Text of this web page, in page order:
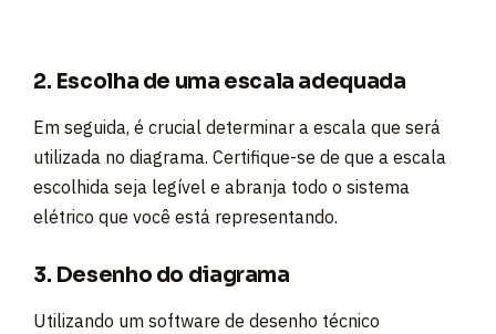
2. Escolha de uma escala adequada
Em seguida, é crucial determinar a escala que será
utilizada no diagrama. Certifique-se de que a escala
escolhida seja legível e abranja todo o sistema
elétrico que você está representando.
3. Desenho do diagrama
Utilizando um software de desenho técnico